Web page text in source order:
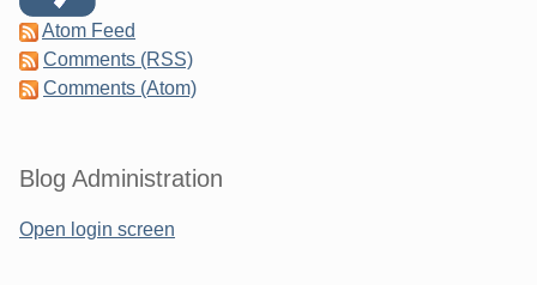
Atom Feed
Comments (RSS)
Comments (Atom)
Blog Administration
Open login screen